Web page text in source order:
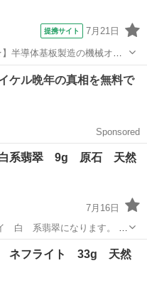
提携サイト 7月21日
半導体基板製造の機械オペ
プル＆友達同士の応募OK！
員登用制度あり！マイカー
系翡翠 9g 原石 天然
7月16日
白 系翡翠になります。 た
くらいの質感です。ワンポ
イズ
ネフライト 33g 天然